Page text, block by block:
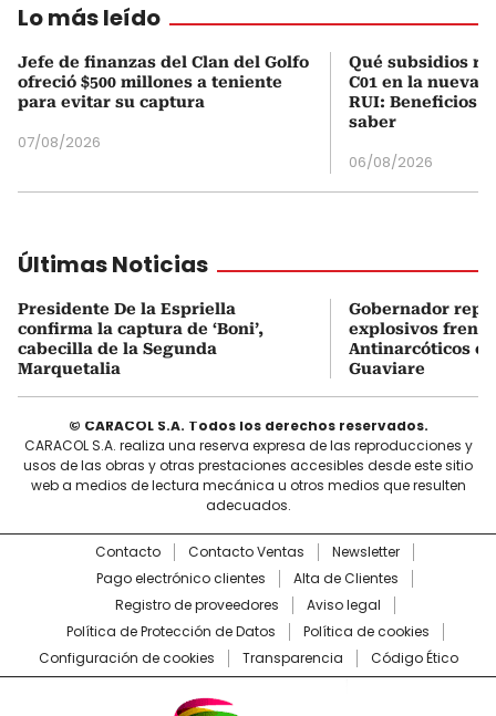
Lo más leído
Jefe de finanzas del Clan del Golfo
ofreció $500 millones a teniente
para evitar su captura
07/08/2026
Qué subsidios
C01 en la nueva
RUI: Beneficios
saber
06/08/2026
Últimas Noticias
Presidente De la Espriella
confirma la captura de ‘Boni’,
cabecilla de la Segunda
Marquetalia
Gobernador
explosivos frente
Antinarcóticos
Guaviare
© CARACOL S.A. Todos los derechos reservados.
CARACOL S.A. realiza una reserva expresa de las reproducciones y
usos de las obras y otras prestaciones accesibles desde este sitio
web a medios de lectura mecánica u otros medios que resulten
adecuados.
Contacto Contacto Ventas
Newsletter
Pago electrónico clientes
Alta de Clientes
Registro de proveedores
Aviso legal
Política de Protección de Datos
Política de cookies
Configuración de cookies
Transparencia Código Ético